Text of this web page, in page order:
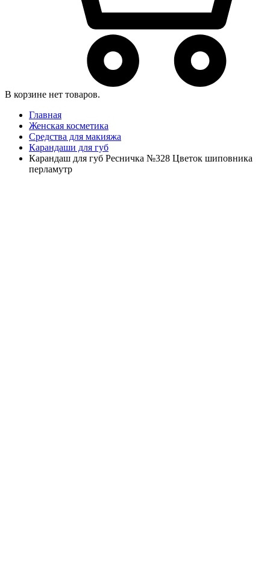
В корзине нет товаров.
Главная
Женская косметика
Средства для макияжа
Карандаши для губ
Карандаш для губ Ресничка №328 Цветок шиповника
перламутр